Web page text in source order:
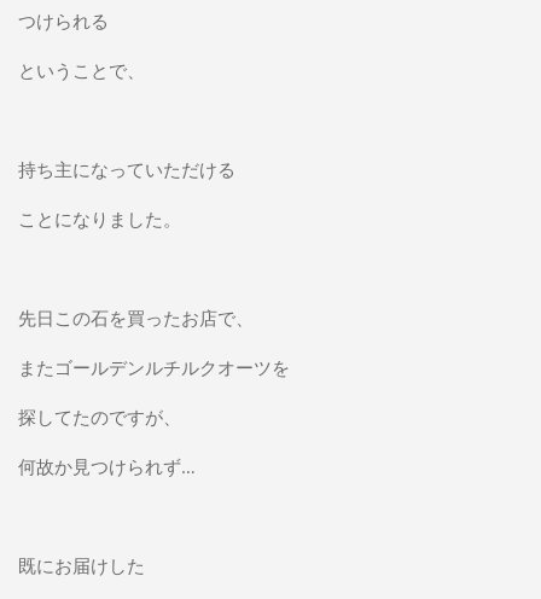
つけられる
ということで、
持ち主になっていただける
ことになりました。
先日この石を買ったお店で、
またゴールデンルチルクオーツを
探してたのですが、
何故か見つけられず…
既にお届けした